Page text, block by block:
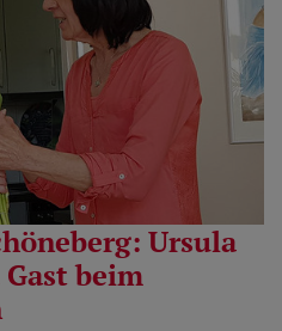
Ursula
beim